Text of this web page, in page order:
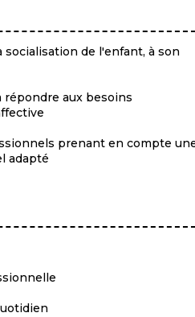
de l'enfant, à son
aux besoins
prenant en compte
adapté